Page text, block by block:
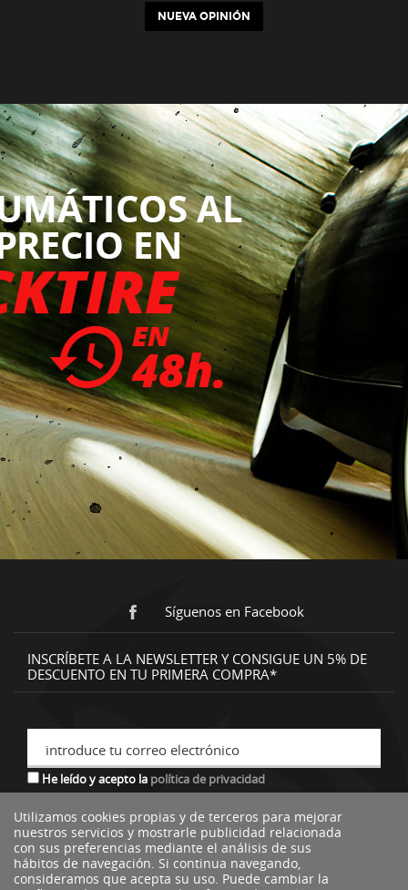
NUEVA OPINIÓN
Síguenos en Facebook
INSCRÍBETE A LA NEWSLETTER Y CONSIGUE UN 5% DE
DESCUENTO EN TU PRIMERA COMPRA*
introduce tu correo electrónico
He leído y acepto la política de privacidad
*descuento no acumulable a otras ofertas o promociones.
Utilizamos cookies propias y de terceros para mejorar
nuestros servicios y mostrarle publicidad relacionada
con sus preferencias mediante el análisis de sus
hábitos de navegación. Si continua navegando,
consideramos que acepta su uso. Puede cambiar la